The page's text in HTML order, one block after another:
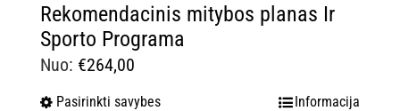
Rekomendacinis mitybos planas Ir
Sporto Programa
Nuo: €264,00
Pasirinkti savybes Informacija